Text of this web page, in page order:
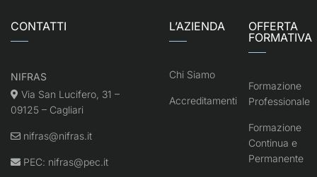
CONTATTI
NIFRAS
Via San Lucifero, 31 –
09125 – Cagliari
nifras@nifras.it
PEC: nifras@pec.it
L’AZIENDA
Chi Siamo
Accreditamenti
OFFERTA
FORMATIVA
Formazione
Professionale
Formazione
Continua e
Permanente